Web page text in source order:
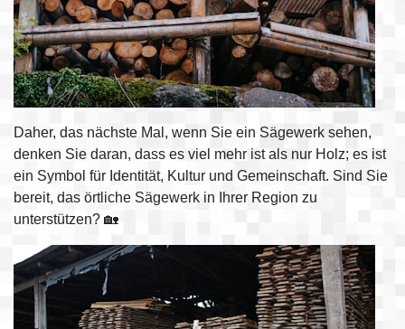
Daher, das nächste Mal, wenn Sie ein Sägewerk sehen,
denken Sie daran, dass es viel mehr ist als nur Holz; es ist
ein Symbol für Identität, Kultur und Gemeinschaft. Sind Sie
bereit, das örtliche Sägewerk in Ihrer Region zu
unterstützen? 🏡